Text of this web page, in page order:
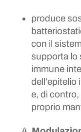
produce
con il
supporta lo
immune
dell’epitelio
e, di
proprio